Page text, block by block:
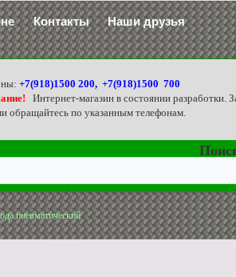
Контакты
Наши друзья
+7(918)1500 200, +7(918)1500 700
Интернет-магазин в состоянии разработки.
обращайтесь по указанным телефонам.
пневматический